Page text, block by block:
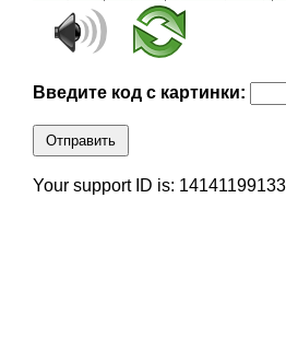
Введите код с картинки:
Отправить
Your support ID is: